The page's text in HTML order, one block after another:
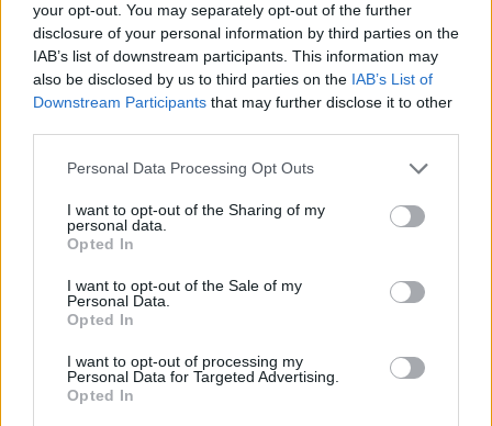
your opt-out. You may separately opt-out of the further
disclosure of your personal information by third parties on the
IAB’s list of downstream participants. This information may
also be disclosed by us to third parties on the IAB’s List of
Downstream Participants that may further disclose it to other
Personal Data Processing Opt Outs
I want to opt-out of the Sharing of my
personal data.
Opted In
I want to opt-out of the Sale of my
Personal Data.
Opted In
I want to opt-out of processing my
Personal Data for Targeted Advertising.
Opted In
άλλαξε ζωή
ΠΡΙΝ 5 ΏΡΕΣ
Με επιτυχίες όπως τα «Thank You»,
«White Flag» και τη θρυλική συνεργασία
της με τον Eminem στο «Stan», η Dido
των 00s
Η πιο δύσκολη στιγμή στη ζωή
του Barack Obama δεν συνέβη
στον Λευκό Οίκο
Η νύχτα που ο Barack και η Michelle
Obama φοβήθηκαν για τη ζωή της κόρης
«Δεν θα το ξεχάσω όσο ζω»: Η
συγκλονιστική εξομολόγηση